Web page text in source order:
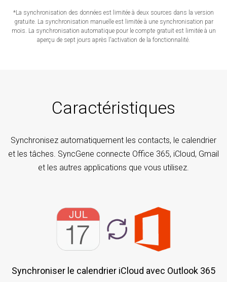
*La synchronisation des données est limitée à deux sources dans la version
gratuite. La synchronisation manuelle est limitée à une synchronisation par
mois. La synchronisation automatique pour le compte gratuit est limitée à un
aperçu de sept jours après l'activation de la fonctionnalité.
Caractéristiques
Synchronisez automatiquement les contacts, le calendrier
et les tâches. SyncGene connecte Office 365, iCloud, Gmail
et les autres applications que vous utilisez.
Synchroniser le calendrier iCloud avec Outlook 365